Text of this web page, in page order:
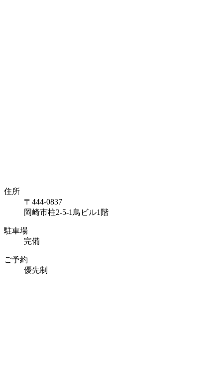
住所
〒444-0837
岡崎市柱2-5-1鳥ビル1階
駐車場
完備
ご予約
優先制